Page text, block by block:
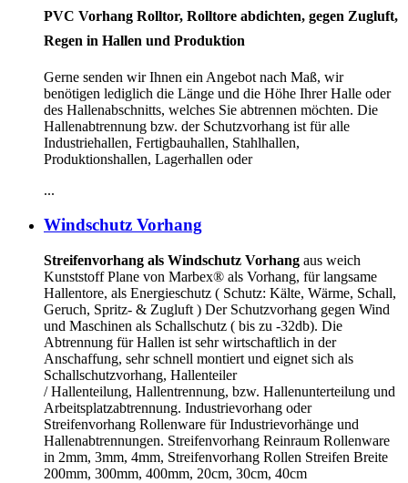
PVC Vorhang Rolltor, Rolltore abdichten, gegen Zugluft,
Regen in Hallen und Produktion
Gerne senden wir Ihnen ein Angebot nach Maß, wir
benötigen lediglich die Länge und die Höhe Ihrer Halle oder
des Hallenabschnitts, welches Sie abtrennen möchten. Die
Hallenabtrennung bzw. der Schutzvorhang ist für alle
Industriehallen, Fertigbauhallen, Stahlhallen,
Produktionshallen, Lagerhallen oder
...
Windschutz Vorhang
Streifenvorhang als Windschutz Vorhang aus weich
Kunststoff Plane von Marbex® als Vorhang, für langsame
Hallentore, als Energieschutz ( Schutz: Kälte, Wärme, Schall,
Geruch, Spritz- & Zugluft ) Der Schutzvorhang gegen Wind
und Maschinen als Schallschutz ( bis zu -32db). Die
Abtrennung für Hallen ist sehr wirtschaftlich in der
Anschaffung, sehr schnell montiert und eignet sich als
Schallschutzvorhang, Hallenteiler
/Hallenteilung, Hallentrennung, bzw. Hallenunterteilung und
Arbeitsplatzabtrennung. Industrievorhang oder
Streifenvorhang Rollenware für Industrievorhänge und
Hallenabtrennungen. Streifenvorhang Reinraum Rollenware
in 2mm, 3mm, 4mm, Streifenvorhang Rollen Streifen Breite
200mm, 300mm, 400mm, 20cm, 30cm, 40cm